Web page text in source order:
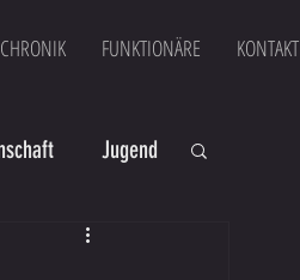
CHRONIK FUNKTIONÄRE KONTAKT
Jugend